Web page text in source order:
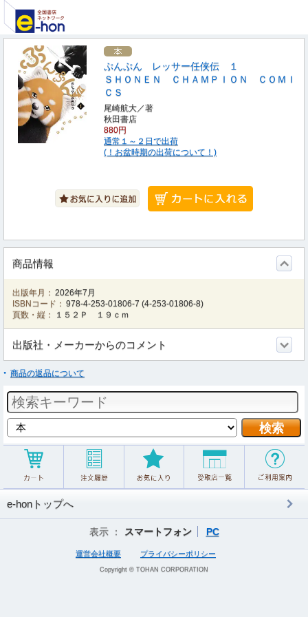
ぷんぷん レッサー任侠伝 １
ＳＨＯＮＥＮ ＣＨＡＭＰＩＯＮ ＣＯＭＩ
ＣＳ
尾崎航大／著
秋田書店
880円
通常１～２日で出荷
(！お盆時期の出荷について！)
商品情報
出版年月： 2026年7月
ISBNコード： 978-4-253-01806-7 (4-253-01806-8)
頁数・縦：
１５２Ｐ １９ｃｍ
出版社・メーカーからのコメント
商品の返品について
e-honトップへ
表示 ： スマートフォン PC
運営会社概要 プライバシーポリシー
Copyright © TOHAN CORPORATION